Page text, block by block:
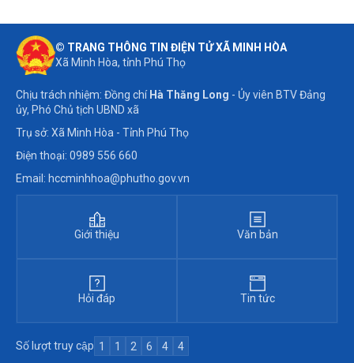
© TRANG THÔNG TIN ĐIỆN TỬ XÃ MINH HÒA
Xã Minh Hòa, tỉnh Phú Thọ
Chịu trách nhiệm: Đồng chí Hà Thăng Long - Ủy viên BTV Đảng
ủy, Phó Chủ tịch UBND xã
Trụ sở: Xã Minh Hòa - Tỉnh Phú Thọ
Điện thoại: 0989 556 660
Email: hccminhhoa@phutho.gov.vn
Giới thiệu Văn bản
Hỏi đáp Tin tức
Số lượt truy cập 1 1 2 6 4 4